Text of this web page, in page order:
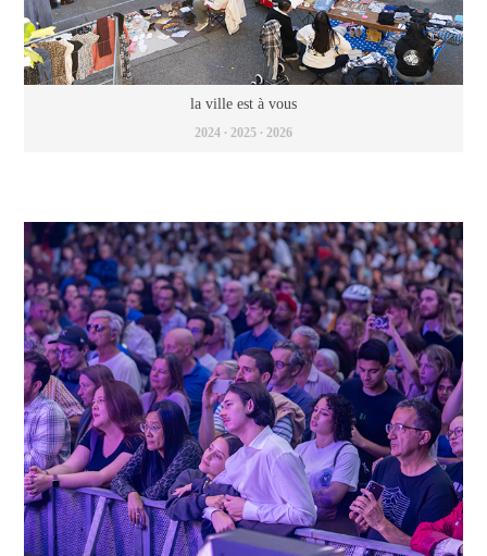
la ville est à vous
2024 ∙ 2025 ∙ 2026